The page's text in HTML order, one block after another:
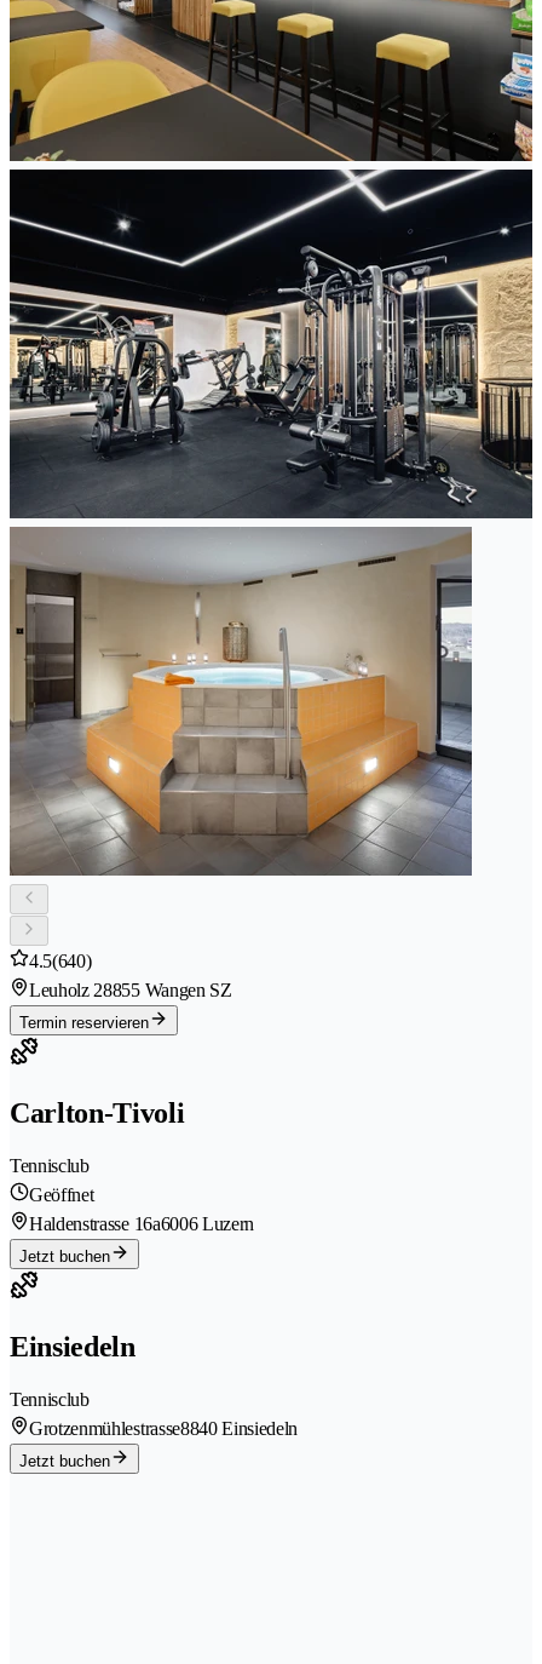
4.5(640)
Leuholz 28855 Wangen SZ
Termin reservieren
Carlton-Tivoli
Tennisclub
Geöffnet
Haldenstrasse 16a6006 Luzern
Jetzt buchen
Einsiedeln
Tennisclub
Grotzenmühlestrasse8840 Einsiedeln
Jetzt buchen